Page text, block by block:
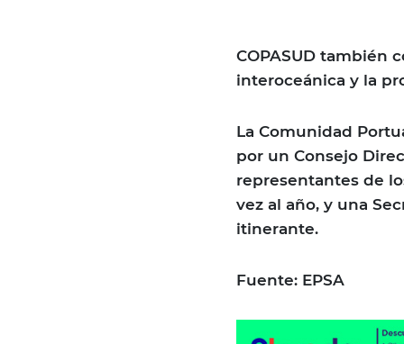
COPASUD también
interoceánica y la
La Comunidad
por un Consejo
representantes de
vez al año, y una
itinerante.
Fuente: EPSA